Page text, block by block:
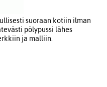
suoraan kotiin ilman
pölypussi lähes
ja malliin.